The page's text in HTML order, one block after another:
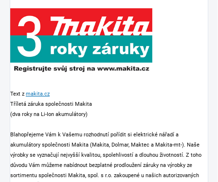
Text z makita.cz
Tříletá záruka společnosti Makita
(dva roky na Li-Ion akumulátory)
Blahopřejeme Vám k Vašemu rozhodnutí pořídit si elektrické nářadí a
akumulátory společnosti Makita (Makita, Dolmar, Maktec a Makita-mt-). Naše
výrobky se vyznačují nejvyšší kvalitou, spolehlivostí a dlouhou životností. Z toho
důvodu Vám můžeme nabídnout bezplatné prodloužení záruky na výrobky ze
sortimentu společnosti Makita, spol. s r.o. zakoupené u našich autorizovaných